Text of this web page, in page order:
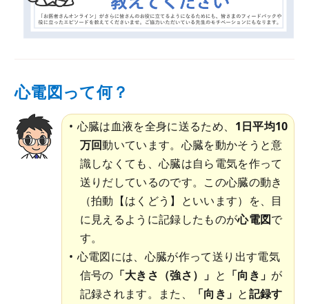
心電図って何？
心臓は血液を全身に送るため、 1日平均10
万回動いています。心臓を動かそうと意
識しなくても、心臓は自ら電気を作って
送りだしているのです。この心臓の動き
（拍動【はくどう】といいます）を、目
に見えるように記録したものが心電図で
す。
心電図には、心臓が作って送り出す電気
信号の 「大きさ（強さ）」 と 「向き」 が
記録されます。また、
「向き」 と記録す